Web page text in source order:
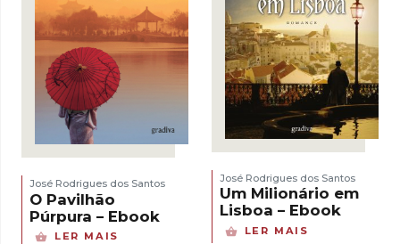
José Rodrigues dos Santos
O Pavilhão
Púrpura – Ebook
LER MAIS
José Rodrigues dos Santos
Um Milionário em
Lisboa – Ebook
LER MAIS